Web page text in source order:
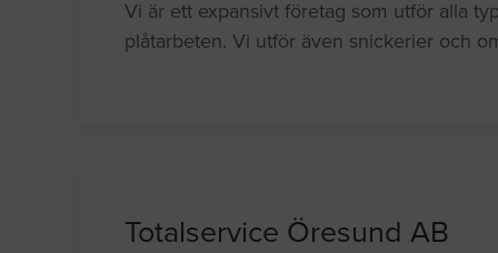
Vi är ett expansivt företag som utför alla
plåtarbeten. Vi utför även snickerier och
Totalservice Öresund AB